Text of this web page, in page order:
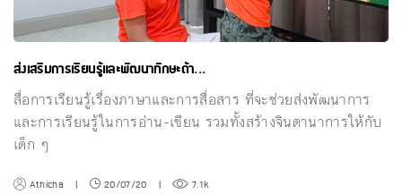
ส่งเสริมการเรียนรู้และพัฒนาทักษะด้า...
สื่อการเรียนรู้เรื่องภาษาและการสื่อสาร ที่จะช่วยส่งพัฒนาการ
และการเรียนรู้ในการอ่าน-เขียน รวมทั้งสร้างจินตานาการให้กับ
เด็ก ๆ
Athicha | 20/07/20 | 7.1k